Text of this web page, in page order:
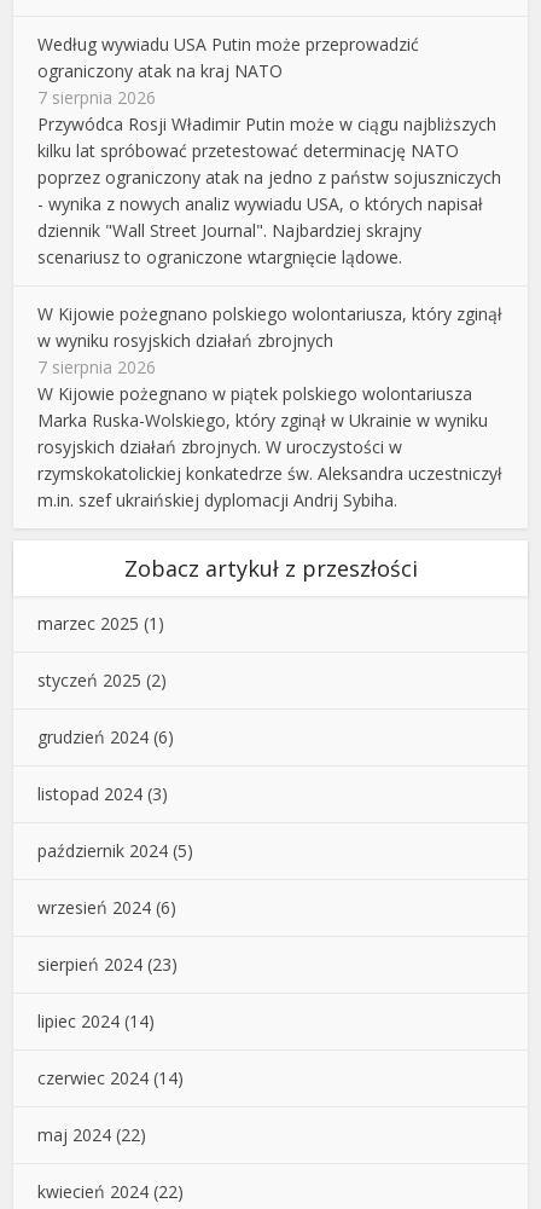
Według wywiadu USA Putin może przeprowadzić
ograniczony atak na kraj NATO
7 sierpnia 2026
Przywódca Rosji Władimir Putin może w ciągu najbliższych
kilku lat spróbować przetestować determinację NATO
poprzez ograniczony atak na jedno z państw sojuszniczych
- wynika z nowych analiz wywiadu USA, o których napisał
dziennik "Wall Street Journal". Najbardziej skrajny
scenariusz to ograniczone wtargnięcie lądowe.
W Kijowie pożegnano polskiego wolontariusza, który zginął
w wyniku rosyjskich działań zbrojnych
7 sierpnia 2026
W Kijowie pożegnano w piątek polskiego wolontariusza
Marka Ruska-Wolskiego, który zginął w Ukrainie w wyniku
rosyjskich działań zbrojnych. W uroczystości w
rzymskokatolickiej konkatedrze św. Aleksandra uczestniczył
m.in. szef ukraińskiej dyplomacji Andrij Sybiha.
Zobacz artykuł z przeszłości
marzec 2025 (1)
styczeń 2025 (2)
grudzień 2024 (6)
listopad 2024 (3)
październik 2024 (5)
wrzesień 2024 (6)
sierpień 2024 (23)
lipiec 2024 (14)
czerwiec 2024 (14)
maj 2024 (22)
kwiecień 2024 (22)